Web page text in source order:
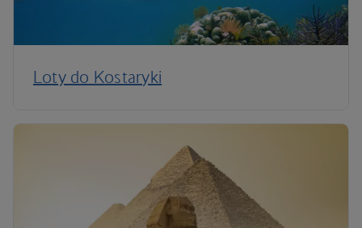
Loty do Kostaryki